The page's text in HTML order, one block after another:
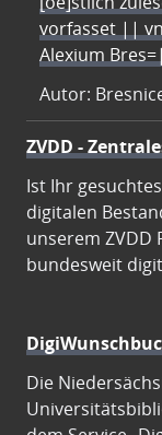
vorfasset ||
Alexium
Autor:
ZVDD -
Ist Ihr
digitalen
unserem ZVDD
bundesweit
Die